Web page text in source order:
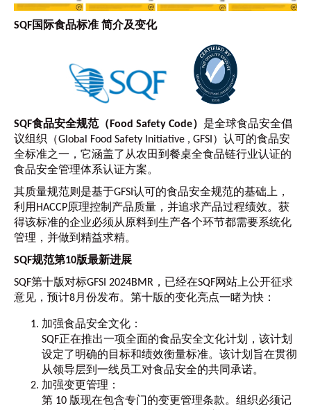
SQF国际食品标准 简介及变化
SQF食品安全规范（Food Safety Code） 是全球食品安全倡
议组织（Global Food Safety Initiative , GFSI）认可的食品安
全标准之一，它涵盖了从农田到餐桌全食品链行业认证的
食品安全管理体系认证方案。
其质量规范则是基于GFSI认可的食品安全规范的基础上，
利用HACCP原理控制产品质量，并追求产品过程绩效。获
得该标准的企业必须从原料到生产各个环节都需要系统化
管理，并做到精益求精。
SQF规范第10版最新进展
SQF第十版对标GFSI 2024BMR，已经在SQF网站上公开征求
意见，预计8月份发布。第十版的变化亮点一睹为快：
加强食品安全文化：
SQF正在推出一项全面的食品安全文化计划，该计划
设定了明确的目标和绩效衡量标准。该计划旨在贯彻
从领导层到一线员工对食品安全的共同承诺。
加强变更管理：
第 10 版现在包含专门的变更管理条款。组织必须记